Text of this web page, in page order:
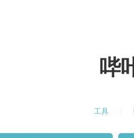
哔
工具